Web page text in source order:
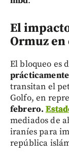
El
Ormuz
El bloqueo es
transitan el
Golfo, en
febrero.
mediados de
iraníes para
república